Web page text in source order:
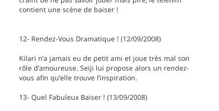
contient une scène de baiser !
12- Rendez-Vous Dramatique ! (12/09/2008)
Kilari n’a jamais eu de petit ami et joue très mal son
rôle d’amoureuse. Seiji lui propose alors un rendez-
vous afin qu’elle trouve l’inspiration.
13- Quel Fabuleux Baiser ! (13/09/2008)